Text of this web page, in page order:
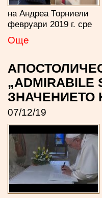
на Андреа Торниели
февруари 2019 г. сре
Oще
ЗНАЧЕНИЕТО
07/12/19